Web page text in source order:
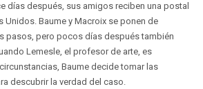
días después, sus amigos reciben una postal
Unidos. Baume y Macroix se ponen de
pasos, pero pocos días después también
Lemesle, el profesor de arte, es
Baume decide tomar las
descubrir la verdad del caso.